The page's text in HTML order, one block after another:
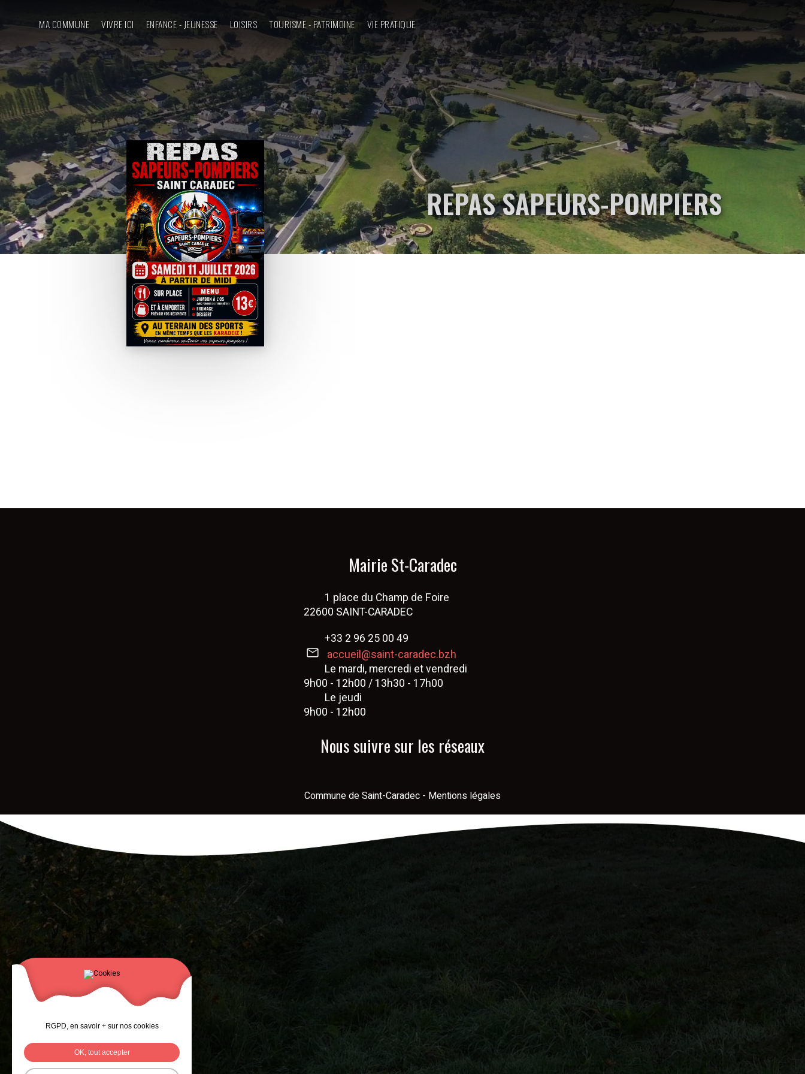
MA COMMUNE VIVRE ICI ENFANCE - JEUNESSE LOISIRS TOURISME - PATRIMOINE VIE PRATIQUE
REPAS SAPEURS-POMPIERS
Mairie St-Caradec
1 place du Champ de Foire
22600 SAINT-CARADEC
+33 2 96 25 00 49
accueil@saint-caradec.bzh
Le mardi, mercredi et vendredi
9h00 - 12h00 / 13h30 - 17h00
Le jeudi
9h00 - 12h00
Nous suivre sur les réseaux
Commune de Saint-Caradec - Mentions légales
RGPD, en savoir + sur nos cookies
OK, tout accepter